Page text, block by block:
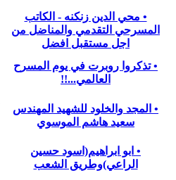
• محي الدين زنكنه - الكاتب
المسرحي التقدمي والمناضل من
اجل مستقبل افضل
• تذكروا روبرت في يوم المسرح
العالمي...!!
• المجد والخلود للشهيد المهندس
سعيد هاشم الموسوي
• ابو ابراهيم(اسود حسين
الراعي)وطريق الشعب